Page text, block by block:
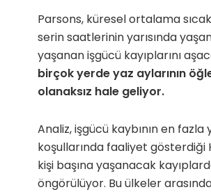
Parsons, küresel ortalama
serin saatlerinin yarısında
yaşanan işgücü kayıplarını
birçok yerde yaz aylarının
olanaksız hale geliyor.
Analiz, işgücü kaybının en
koşullarında faaliyet gösterdiği
kişi başına yaşanacak
öngörülüyor. Bu ülkeler